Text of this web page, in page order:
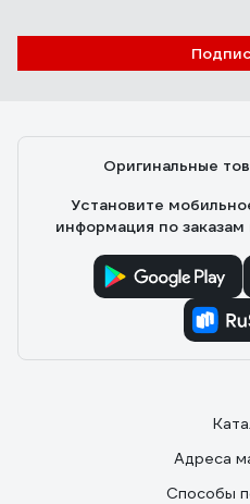
Владислав Горелов
Оригинальные
Установите
информация по
Адреса
Способы